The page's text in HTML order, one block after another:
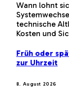
Wann lohnt
technische
Kosten und
Früh oder
zur Uhrzeit
8. August 2026